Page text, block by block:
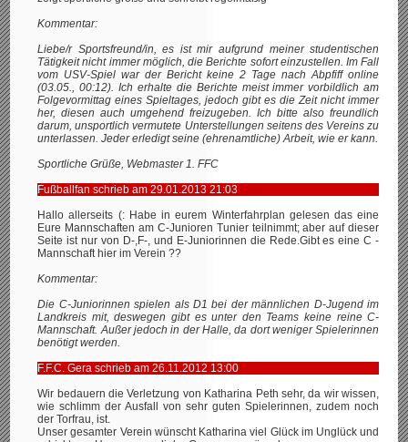
Kommentar:
Liebe/r Sportsfreund/in, es ist mir aufgrund meiner studentischen
Tätigkeit nicht immer möglich, die Berichte sofort einzustellen. Im Fall
vom USV-Spiel war der Bericht keine 2 Tage nach Abpfiff online
(03.05., 00:12). Ich erhalte die Berichte meist immer vorbildlich am
Folgevormittag eines Spieltages, jedoch gibt es die Zeit nicht immer
her, diesen auch umgehend freizugeben. Ich bitte also freundlich
darum, unsportlich vermutete Unterstellungen seitens des Vereins zu
unterlassen. Jeder erledigt seine (ehrenamtliche) Arbeit, wie er kann.
Sportliche Grüße, Webmaster 1. FFC
Fußballfan schrieb am 29.01.2013 21:03
Hallo allerseits (: Habe in eurem Winterfahrplan gelesen das eine
Eure Mannschaften am C-Junioren Tunier teilnimmt; aber auf dieser
Seite ist nur von D-,F-, und E-Juniorinnen die Rede.Gibt es eine C -
Mannschaft hier im Verein ??
Kommentar:
Die C-Juniorinnen spielen als D1 bei der männlichen D-Jugend im
Landkreis mit, deswegen gibt es unter den Teams keine reine C-
Mannschaft. Außer jedoch in der Halle, da dort weniger Spielerinnen
benötigt werden.
F.F.C. Gera schrieb am 26.11.2012 13:00
Wir bedauern die Verletzung von Katharina Peth sehr, da wir wissen,
wie schlimm der Ausfall von sehr guten Spielerinnen, zudem noch
der Torfrau, ist.
Unser gesamter Verein wünscht Katharina viel Glück im Unglück und